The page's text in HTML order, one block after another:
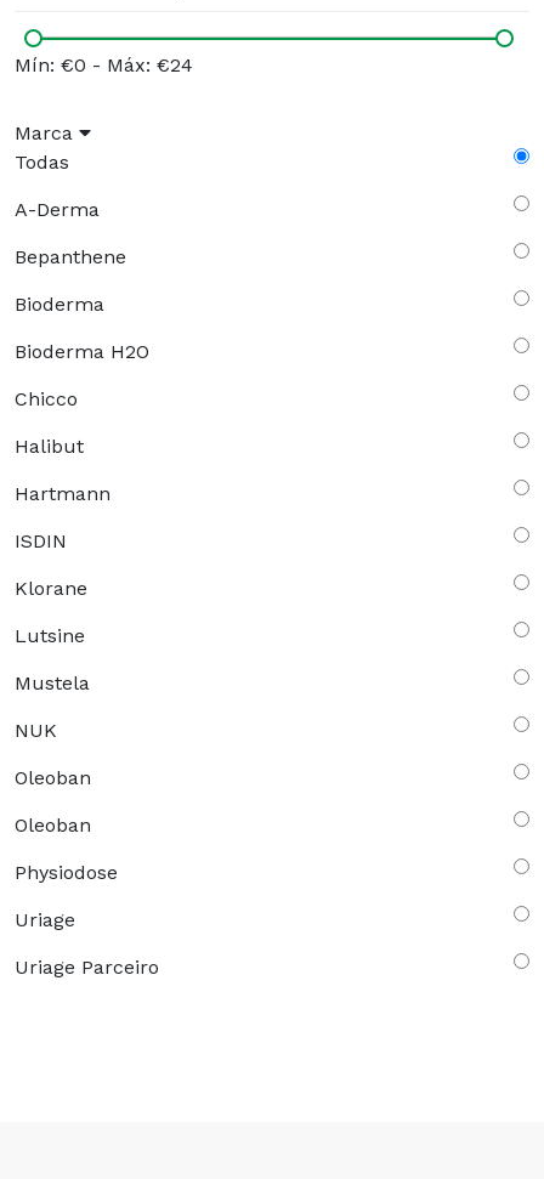
Mín: €0 - Máx: €24
Marca
Todas
A-Derma
Bepanthene
Bioderma
Bioderma H2O
Chicco
Halibut
Hartmann
ISDIN
Klorane
Lutsine
Mustela
NUK
Oleoban
Oleoban
Physiodose
Uriage
Uriage Parceiro